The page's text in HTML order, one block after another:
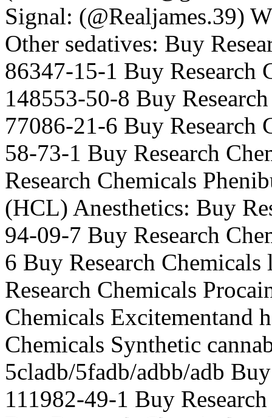
Signal: (@Realjames.39)
Other sedatives: Buy
86347-15-1 Buy Research
148553-50-8 Buy
77086-21-6 Buy Research
58-73-1 Buy Research
Research Chemicals
(HCL) Anesthetics: Buy
94-09-7 Buy Research
6 Buy Research
Research Chemicals
Chemicals Excitementand
Chemicals Synthetic
5cladb/5fadb/adbb/adb
111982-49-1 Buy